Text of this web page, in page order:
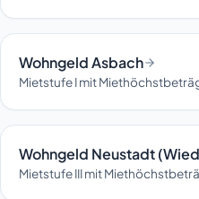
Wohngeld Asbach
Mietstufe I mit
Wohngeld Neustadt
Mietstufe III mit